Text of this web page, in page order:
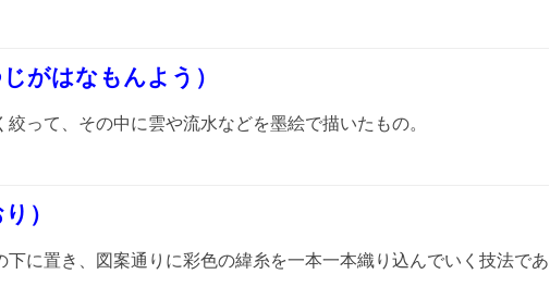
がはなもんよう）
って、その中に雲や流水などを墨絵で描いたもの。
）
下に置き、図案通りに彩色の緯糸を一本一本織り込んでいく技法であ